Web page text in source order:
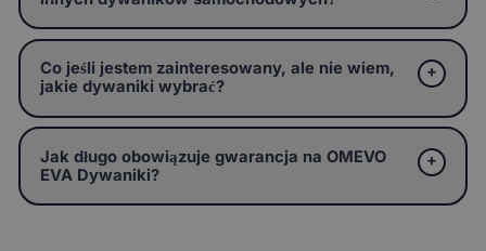
Co jeśli jestem zainteresowany, ale nie wiem,
jakie dywaniki wybrać?
Jak długo obowiązuje gwarancja na OMEVO
EVA Dywaniki?